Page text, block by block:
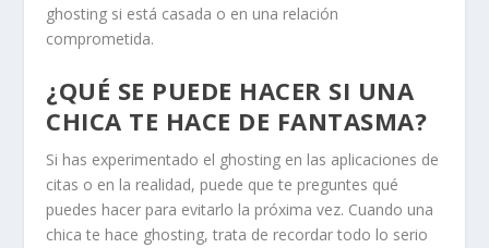
ghosting si está casada o en una relación
comprometida.
¿QUÉ SE PUEDE HACER SI UNA
CHICA TE HACE DE FANTASMA?
Si has experimentado el ghosting en las aplicaciones de
citas o en la realidad, puede que te preguntes qué
puedes hacer para evitarlo la próxima vez. Cuando una
chica te hace ghosting, trata de recordar todo lo serio